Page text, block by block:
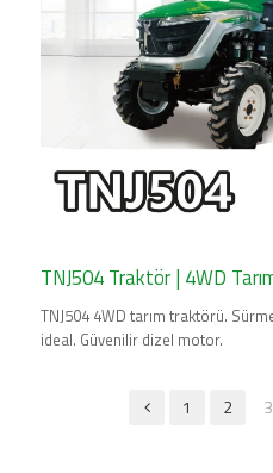
TNJ504 Traktör | 4WD
TNJ504 4WD tarım traktörü.
ideal. Güvenilir dizel motor.
1 2 3